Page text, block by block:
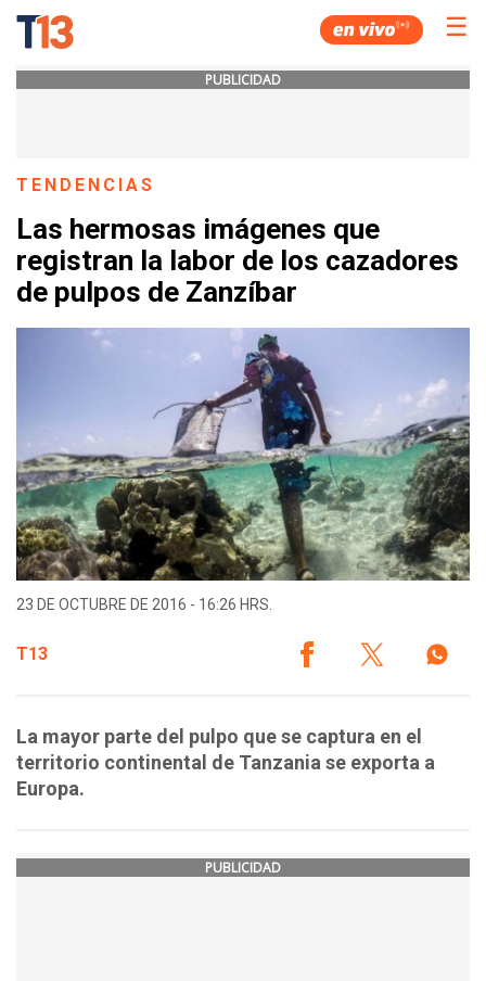
☰
PUBLICIDAD
TENDENCIAS
Las hermosas imágenes que
registran la labor de los cazadores
de pulpos de Zanzíbar
23 DE OCTUBRE DE 2016 - 16:26 HRS.
T13
La mayor parte del pulpo que se captura en el
territorio continental de Tanzania se exporta a
Europa.
PUBLICIDAD